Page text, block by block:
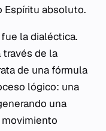
Espíritu absoluto.
la dialéctica.
través de la
de una fórmula
lógico: una
una
movimiento